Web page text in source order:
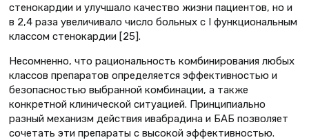
стенокардии и улучшало качество жизни пациентов, но и
в 2,4 раза увеличивало число больных с I функциональным
классом стенокардии [25].
Несомненно, что рациональность комбинирования любых
классов препаратов определяется эффективностью и
безопасностью выбранной комбинации, а также
конкретной клинической ситуацией. Принципиально
разный механизм действия ивабрадина и БАБ позволяет
сочетать эти препараты с высокой эффективностью.